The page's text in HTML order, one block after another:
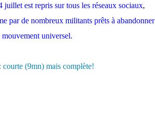
est repris sur tous les réseaux sociaux,
par de nombreux militants prêts à abandonner
universel.
(9mn) mais complète!